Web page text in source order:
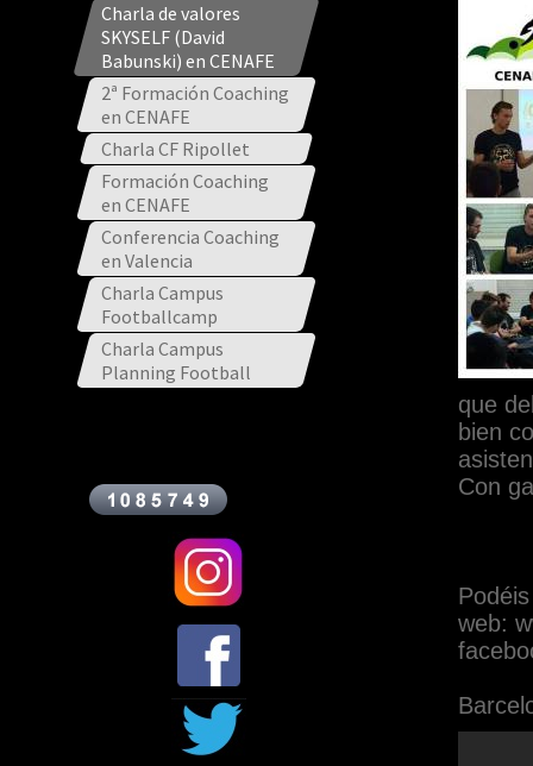
Charla de valores
SKYSELF (David
Babunski) en CENAFE
2ª Formación Coaching
en CENAFE
Charla CF Ripollet
Formación Coaching
en CENAFE
Conferencia Coaching
en Valencia
Charla Campus
Footballcamp
Charla Campus
Planning Football
que
bien
Con
web: